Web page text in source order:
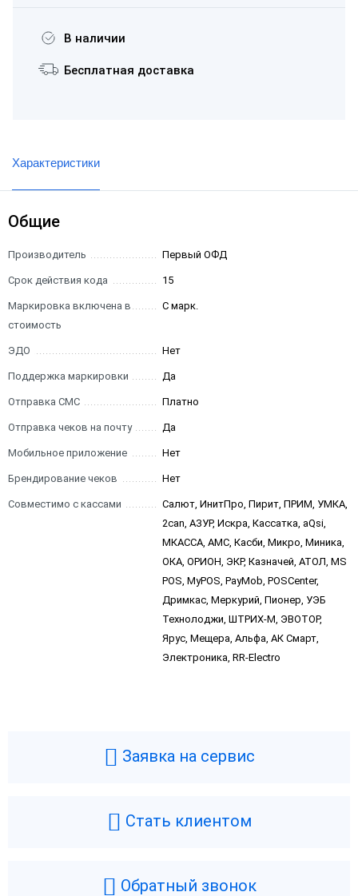
В наличии
Бесплатная доставка
Характеристики
Общие
Производитель Первый ОФД
Срок действия кода 15
Маркировка включена в
стоимость
С марк.
ЭДО Нет
Поддержка маркировки Да
Отправка СМС Платно
Отправка чеков на почту Да
Мобильное приложение Нет
Брендирование чеков Нет
Совместимо с кассами
Салют, ИнитПро, Пирит, ПРИМ, УМКА,
2can, АЗУР, Искра, Кассатка, aQsi,
МКАССА, АМС, Касби, Микро, Миника,
ОКА, ОРИОН, ЭКР, Казначей, АТОЛ, MS
POS, MyPOS, PayMob, POSCenter,
Дримкас, Меркурий, Пионер, УЭБ
Технолоджи, ШТРИХ-М, ЭВОТОР,
Ярус, Мещера, Альфа, АК Смарт,
Электроника, RR-Electro
Заявка на сервис
Стать клиентом
Обратный звонок